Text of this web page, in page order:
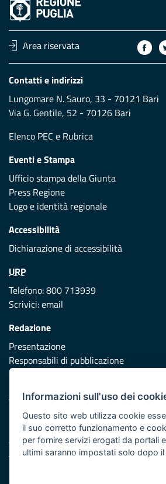
Area riservata
Contatti e indirizzi
Lungomare N. Sauro, 33 - 70121 Bari
Via G. Gentile, 52 - 70126 Bari
Elenco PEC e Rubrica
Eventi e Stampa
Ufficio stampa della Giunta
Press Regione
Logo e identità regionale
Accessibilità
Dichiarazione di accessibilità
URP
Telefono: 800 713939
Scrivici:email
Redazione
Presentazione
Responsabili di pubblicazione
Vai al sito di Protezione Civile Puglia
Iniziativa finanziata con risorse del
Asse XI
Informazioni sull'uso dei
Questo sito web utilizza cookie
il suo corretto funzionamento e
per fornire servizi erogati da portali
ultimi saranno impostati solo dopo